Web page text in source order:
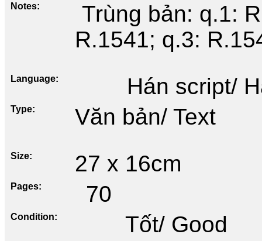
Notes
Trùng bản: q.1:
R.1541; q.3:
Language Hán script/
Type Văn bản/ Text
Size 27 x 16cm
Pages 70
Condition Tốt/ Good